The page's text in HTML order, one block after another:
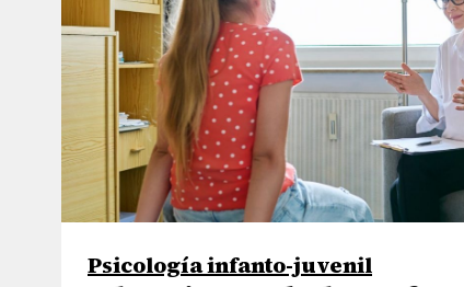
Psicología infanto-juvenil